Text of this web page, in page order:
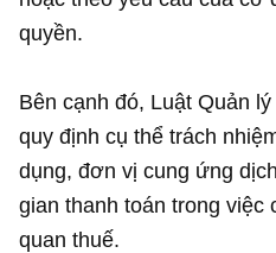
quyền.
Bên cạnh đó, Luật Quản
quy định cụ thể trách
dụng, đơn vị cung ứng
gian thanh toán trong
quan thuế.